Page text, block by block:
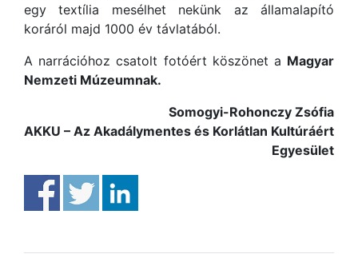
egy textília mesélhet nekünk az államalapító
koráról majd 1000 év távlatából.
A narrációhoz csatolt fotóért köszönet a Magyar
Nemzeti Múzeumnak.
Somogyi-Rohonczy Zsófia
AKKU – Az Akadálymentes és Korlátlan Kultúráért
Egyesület